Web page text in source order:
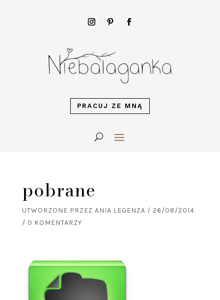
PRACUJ ZE MNĄ
pobrane
UTWORZONE PRZEZ ANIA LEGENZA / 26/08/2014
/ 0 KOMENTARZY